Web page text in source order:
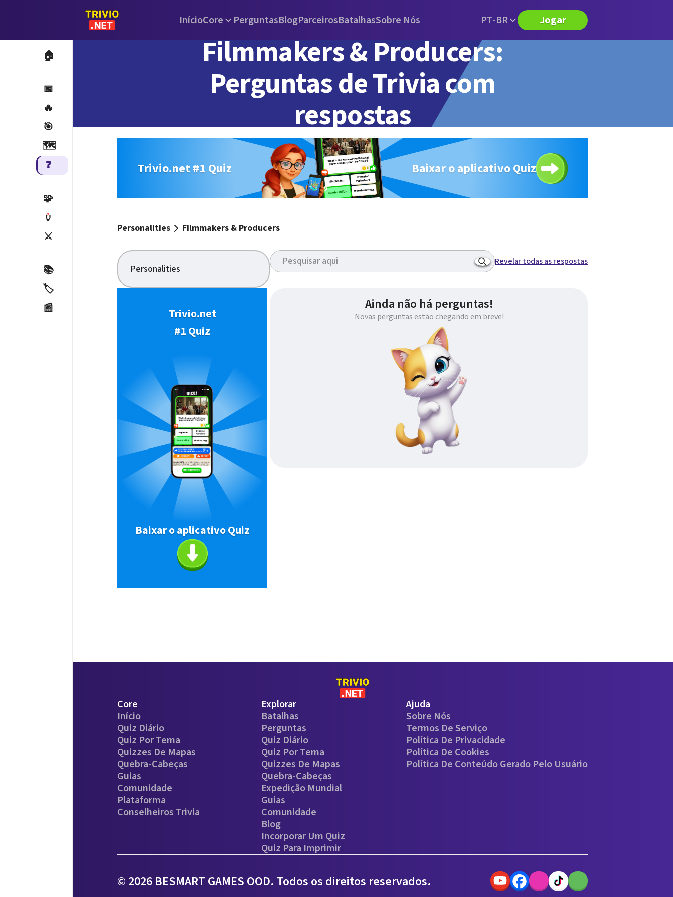
InícioCore PerguntasBlogParceirosBatalhasSobre Nós PT-BR Jogar
🏠
📅
🔥
🎯
🗺️
❓
🧩
🏺
⚔️
📚
🏷️
📰
Filmmakers & Producers:
Perguntas de Trivia com
respostas
Trivio.net #1 Quiz Baixar o aplicativo Quiz
Personalities Filmmakers & Producers
Personalities
Trivio.net
#1 Quiz
Baixar o aplicativo Quiz
Revelar todas as respostas
Ainda não há perguntas!
Novas perguntas estão chegando em breve!
Core
Início
Quiz Diário
Quiz Por Tema
Quizzes De Mapas
Quebra-Cabeças
Guias
Comunidade
Plataforma
Conselheiros Trivia
Explorar
Batalhas
Perguntas
Quiz Diário
Quiz Por Tema
Quizzes De Mapas
Quebra-Cabeças
Expedição Mundial
Guias
Comunidade
Blog
Incorporar Um Quiz
Quiz Para Imprimir
Ajuda
Sobre Nós
Termos De Serviço
Política De Privacidade
Política De Cookies
Política De Conteúdo Gerado Pelo Usuário
© 2026 BESMART GAMES OOD. Todos os direitos reservados.